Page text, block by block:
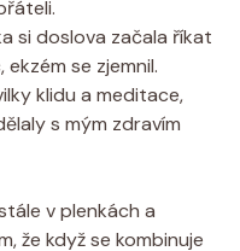
si‌ doslova ‍začala⁢ říkat
ekzém se zjemnil.
klidu a meditace,
s ⁢mým zdravím
v plenkách a
že když‍ se kombinuje